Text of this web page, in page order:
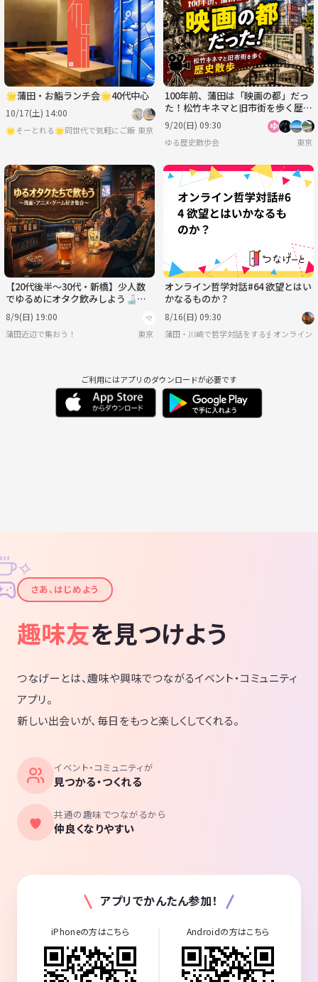
🌟蒲田・お鮨ランチ会🌟40代中心
10/17(土) 14:00
🌟そーとれる🌟同世代で気軽にご飯会東京
100年前、蒲田は「映画の都」だっ
た！松竹キネマと旧市街を歩く歴史
散歩と都内唯一の屋上観覧車
9/20(日) 09:30
ゆる歴史散歩会 東京
【20代後半〜30代・新橋】少人数
でゆるめにオタク飲みしよう🍶
【8/9(日)19:00〜21:00】
8/9(日) 19:00
蒲田近辺で集おう！ 東京
オンライン哲学対話#64 欲望とはい
かなるものか？
8/16(日) 09:30
蒲田・川崎で哲学対話をする会 オンライン
ご利用にはアプリのダウンロードが必要です
✦
✧
さあ、はじめよう
趣味友を見つけよう
つなげーとは、趣味や興味でつながるイベント・コミュニティ
アプリ。
新しい出会いが、毎日をもっと楽しくしてくれる。
イベント・コミュニティが
見つかる・つくれる
共通の趣味でつながるから
仲良くなりやすい
アプリでかんたん参加！
iPhoneの方はこちら Androidの方はこちら